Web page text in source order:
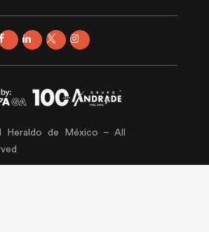
de México – All